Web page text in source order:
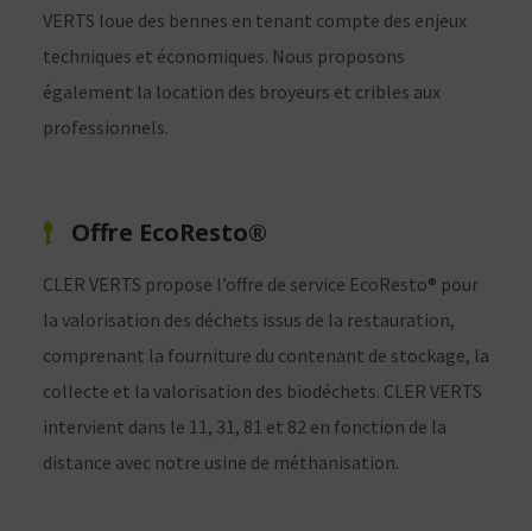
VERTS loue des bennes en tenant compte des enjeux
techniques et économiques. Nous proposons
également la location des broyeurs et cribles aux
professionnels.
Offre EcoResto®
CLER VERTS propose l’offre de service EcoResto® pour
la valorisation des déchets issus de la restauration,
comprenant la fourniture du contenant de stockage, la
collecte et la valorisation des biodéchets. CLER VERTS
intervient dans le 11, 31, 81 et 82 en fonction de la
distance avec notre usine de méthanisation.